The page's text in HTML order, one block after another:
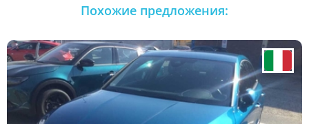
Похожие предложения: